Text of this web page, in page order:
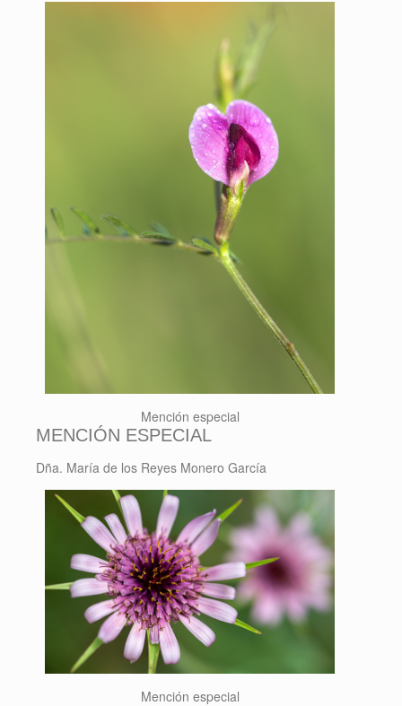
Mención especial
MENCIÓN ESPECIAL
Dña. María de los Reyes Monero García
Mención especial